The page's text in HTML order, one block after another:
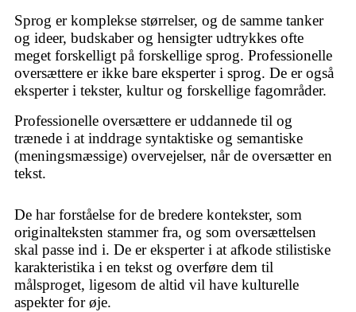
Sprog er komplekse størrelser, og de samme tanker
og ideer, budskaber og hensigter udtrykkes ofte
meget forskelligt på forskellige sprog. Professionelle
oversættere er ikke bare eksperter i sprog. De er også
eksperter i tekster, kultur og forskellige fagområder.
Professionelle oversættere er uddannede til og
trænede i at inddrage syntaktiske og semantiske
(meningsmæssige) overvejelser, når de oversætter en
tekst.
De har forståelse for de bredere kontekster, som
originalteksten stammer fra, og som oversættelsen
skal passe ind i. De er eksperter i at afkode stilistiske
karakteristika i en tekst og overføre dem til
målsproget, ligesom de altid vil have kulturelle
aspekter for øje.